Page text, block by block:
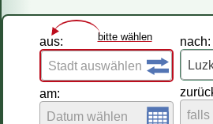
Flugreisen
LastMinute-
На русском
aus: bitte wählen
Stadt auswählen
am:
Datum wählen
nach:
falls